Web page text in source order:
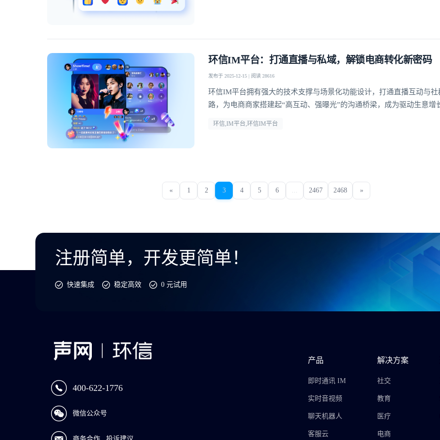
环信IM平台：打通直播与私域，解锁电商转化新密码
发布于 2025-12-15 | 阅读 28616
环信IM平台拥有强大的技术支撑与场景化功能设计，打通直播互动与社
路，为电商商家搭建起“高互动、强曝光”的沟通桥梁，成为驱动生意增
环信,IM平台,环信IM平台
« 1 2 3 4 5 6 2467 2468 »
注册简单，开发更简单！
快速集成 稳定高效 0 元试用
400-622-1776
微信公众号
产品
即时通讯 IM
实时音视频
聊天机器人
客服云
解决方案
社交
教育
医疗
电商